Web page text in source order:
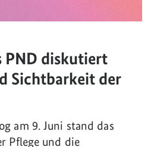
PND diskutiert
Sichtbarkeit der
am 9. Juni stand das
Pflege und die